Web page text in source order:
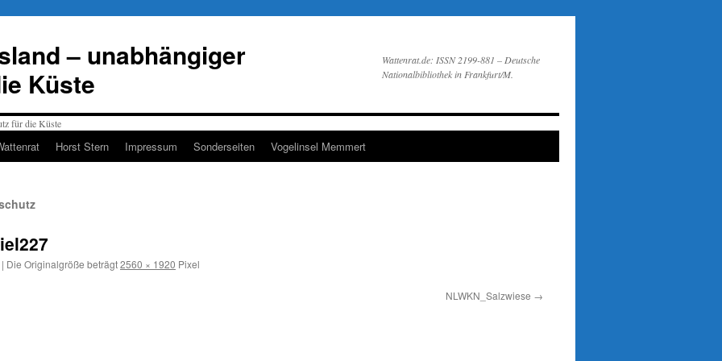
– unabhängiger
Küste
Wattenrat.de: ISSN 2199-881 – Deutsche
Nationalbibliothek in Frankfurt/M.
Horst Stern Impressum Sonderseiten Vogelinsel Memmert
| Die Originalgröße beträgt2560 × 1920 Pixel
NLWKN_Salzwiese